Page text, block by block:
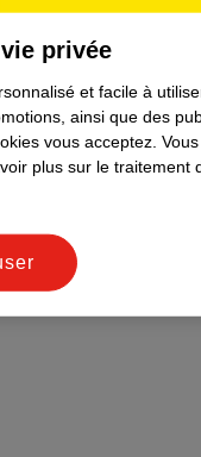
privée
et facile à
ainsi que des
vous acceptez.
plus sur le traitement